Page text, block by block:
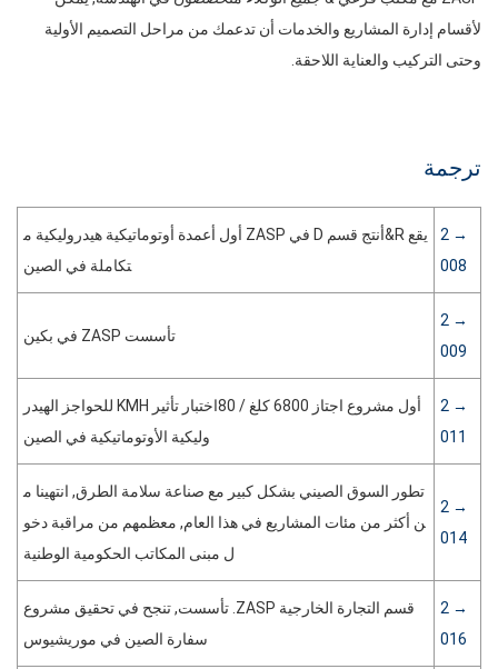
لأقسام إدارة المشاريع والخدمات أن تدعمك من مراحل التصميم الأولية
وحتى التركيب والعناية اللاحقة.
ترجمة
→ 2
008
يقع R&أنتج قسم D في ZASP أول أعمدة أوتوماتيكية هيدروليكية م
تكاملة في الصين
→ 2
009
تأسست ZASP في بكين
→ 2
011
أول مشروع اجتاز 6800 كلغ / 80اختبار تأثير KMH للحواجز الهيدر
وليكية الأوتوماتيكية في الصين
→ 2
014
تطور السوق الصيني بشكل كبير مع صناعة سلامة الطرق, انتهينا م
ن أكثر من مئات المشاريع في هذا العام, معظمهم من مراقبة دخو
ل مبنى المكاتب الحكومية الوطنية
→ 2
016
قسم التجارة الخارجية ZASP. تأسست, تنجح في تحقيق مشروع
سفارة الصين في موريشيوس